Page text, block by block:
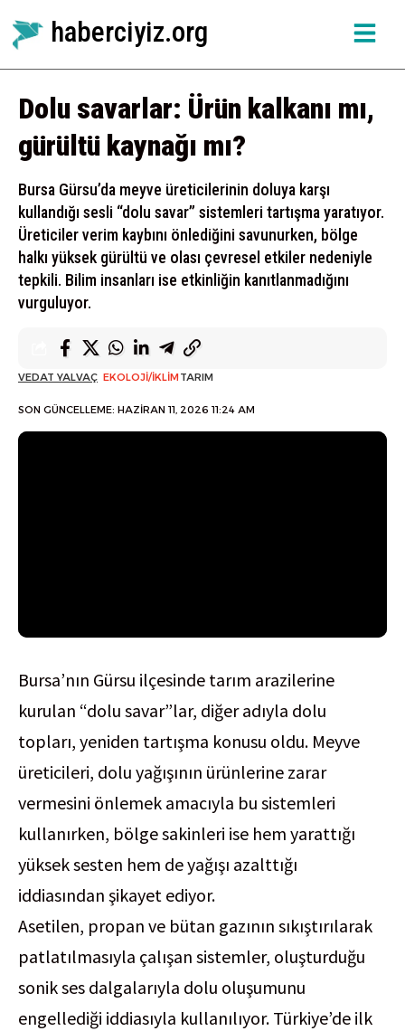
haberciyiz.org
Dolu savarlar: Ürün kalkanı mı,
gürültü kaynağı mı?
Bursa Gürsu’da meyve üreticilerinin doluya karşı
kullandığı sesli “dolu savar” sistemleri tartışma yaratıyor.
Üreticiler verim kaybını önlediğini savunurken, bölge
halkı yüksek gürültü ve olası çevresel etkiler nedeniyle
tepkili. Bilim insanları ise etkinliğin kanıtlanmadığını
vurguluyor.
SON GÜNCELLEME: HAZIRAN 11, 2026 11:24 AM
VEDAT YALVAÇ EKOLOJI/İKLIMTARIM
Bursa’nın Gürsu ilçesinde tarım arazilerine
kurulan “dolu savar”lar, diğer adıyla dolu
topları, yeniden tartışma konusu oldu. Meyve
üreticileri, dolu yağışının ürünlerine zarar
vermesini önlemek amacıyla bu sistemleri
kullanırken, bölge sakinleri ise hem yarattığı
yüksek sesten hem de yağışı azalttığı
iddiasından şikayet ediyor.
Asetilen, propan ve bütan gazının sıkıştırılarak
patlatılmasıyla çalışan sistemler, oluşturduğu
sonik ses dalgalarıyla dolu oluşumunu
engellediği iddiasıyla kullanılıyor. Türkiye’de ilk